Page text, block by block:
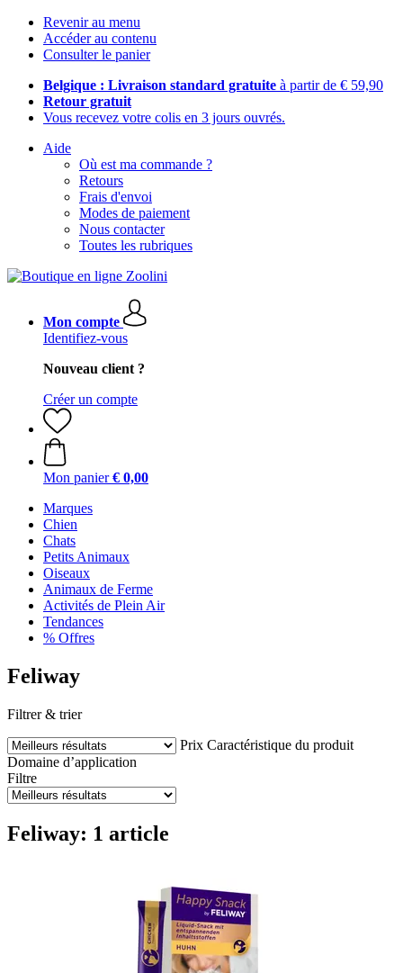
Revenir au menu
Accéder au contenu
Consulter le panier
Belgique : Livraison standard gratuite à partir de € 59,90
Retour gratuit
Vous recevez votre colis en 3 jours ouvrés.
Aide
Où est ma commande ?
Retours
Frais d'envoi
Modes de paiement
Nous contacter
Toutes les rubriques
Mon compte
Identifiez-vous
Nouveau client ?
Créer un compte
Mon panier € 0,00
Marques
Chien
Chats
Petits Animaux
Oiseaux
Animaux de Ferme
Activités de Plein Air
Tendances
% Offres
Feliway
Filtrer & trier
Prix Caractéristique du produit
Domaine d’application
Filtre
Feliway: 1 article